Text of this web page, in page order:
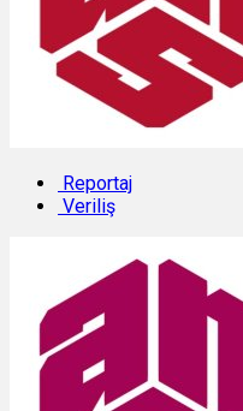
Reportaj
Veriliş